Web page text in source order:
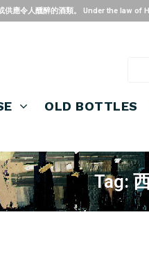
或供應令人醺醉的酒類。 Under the
OLD BOTTLES
Tag: